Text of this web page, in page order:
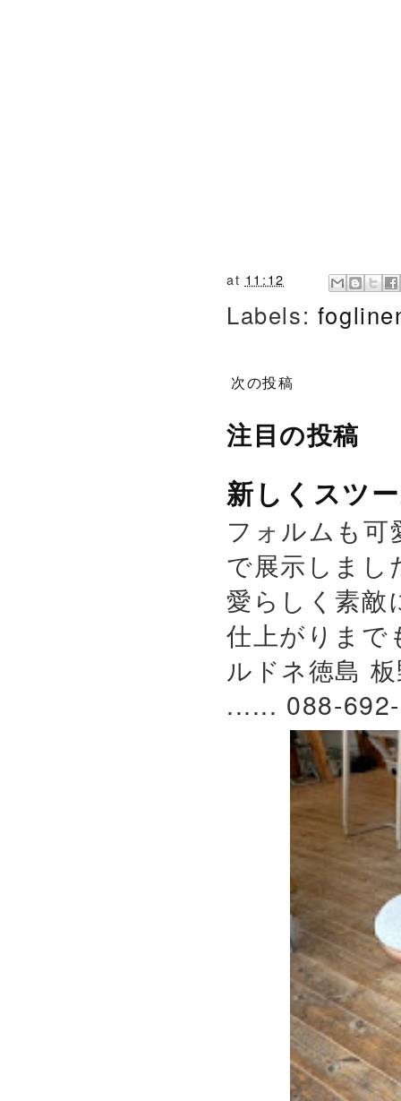
at 11:12
Labels:
次の投稿
注目の投稿
新しくスツ
フォルムも
で展示しまし
愛らしく素敵
仕上がりま
ルドネ徳島
...... 088-